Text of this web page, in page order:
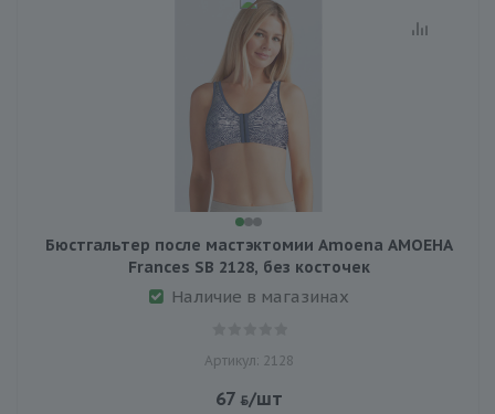
Бюстгальтер после мастэктомии Amoena АМОЕНА
Frances SB 2128, без косточек
Наличие в магазинах
Артикул: 2128
67 /шт